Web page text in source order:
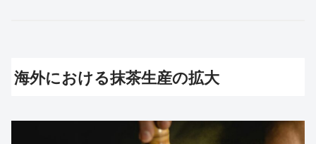
海外における抹茶生産の拡大